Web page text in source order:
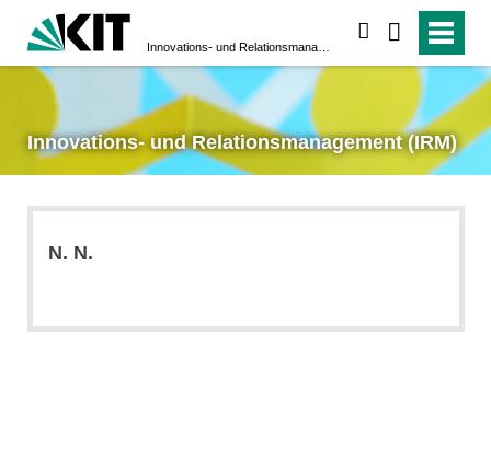
Innovations- und Relationsmanagement (IRM)
N. N.